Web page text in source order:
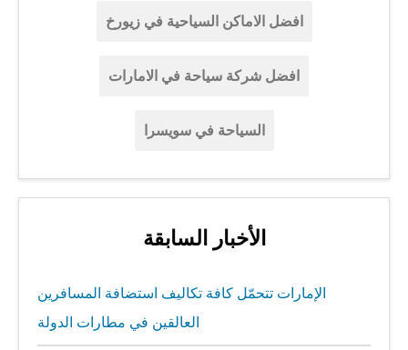
افضل الاماكن السياحية في زيورخ
افضل شركة سياحة في الامارات
السياحة في سويسرا
الأخبار السابقة
الإمارات تتحمّل كافة تكاليف استضافة المسافرين
العالقين في مطارات الدولة